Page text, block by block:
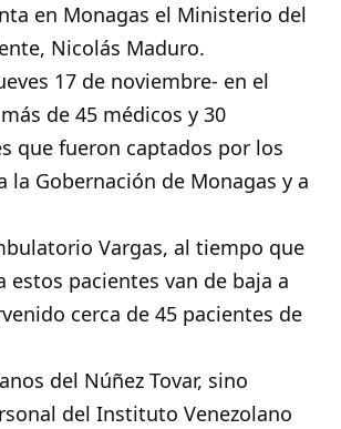
en Monagas el Ministerio del
Nicolás Maduro.
17 de noviembre- en el
de 45 médicos y 30
que fueron captados por los
Gobernación de Monagas y a
Vargas, al tiempo que
estos pacientes van de baja a
cerca de 45 pacientes de
del Núñez Tovar, sino
del Instituto Venezolano